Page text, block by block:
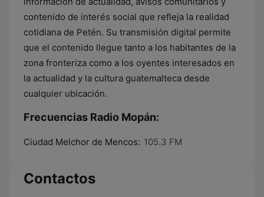
contenido de interés social que refleja la realidad
cotidiana de Petén. Su transmisión digital permite
que el contenido llegue tanto a los habitantes de la
zona fronteriza como a los oyentes interesados en
la actualidad y la cultura guatemalteca desde
cualquier ubicación.
Frecuencias Radio Mopán:
Ciudad Melchor de Mencos: 105.3 FM
Contactos